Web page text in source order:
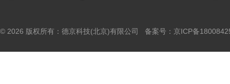
© 2026 版权所有：德京科技(北京)有限公司 备案号： 京ICP备